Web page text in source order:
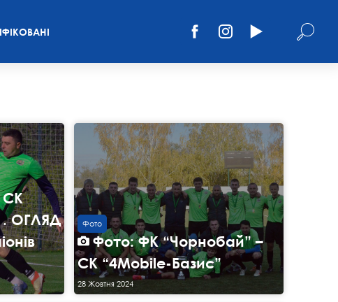
ОГЛЯД
Фото
Фото: ФК “Чорнобай” –
СК “4Mobile-Базис”
28 Жовтня 2024